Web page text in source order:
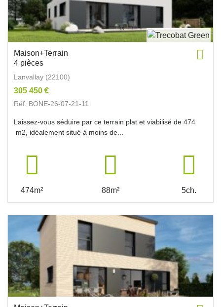
Maison+Terrain
4 pièces
Lanvallay (22100)
305 450 €
Réf. BONE-26-07-21-11
Laissez-vous séduire par ce terrain plat et viabilisé de 474
m2, idéalement situé à moins de...
474m² 88m² 5ch.